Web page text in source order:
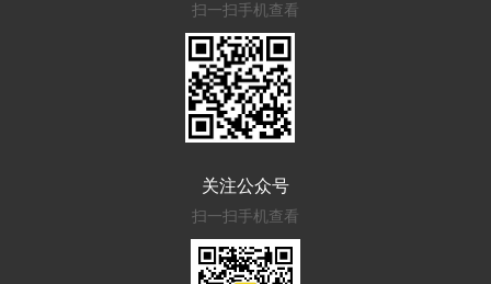
扫一扫手机查看
关注公众号
扫一扫手机查看